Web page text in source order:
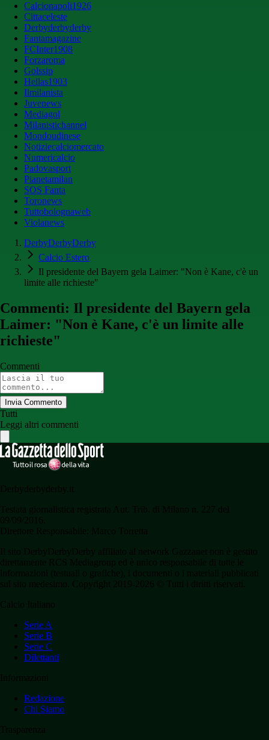
Calcionapoli1926
Cittaceleste
Derbyderbyderby
Fantamagazine
FCInter1908
Forzaroma
Golssip
Hellas1903
Ilmilanista
Juvenews
Mediagol
Milanistichannel
Mondoudinese
Notiziecalciomercato
Numericalcio
Padovasport
Pianetamilan
SOS Fanta
Toronews
Tuttobolognaweb
Violanews
DerbyDerbyDerby
Calcio Estero
Il presidente del Bayern gela Laimer: "Non è Kane, c'è un
limite alle richieste"
Commenti: Il presidente del Bayern gela
Laimer: "Non è Kane, c'è un limite alle
richieste"
Commenti
Invia Commento
Tutti
Leggi altri commenti
Serie A
Serie B
Serie C
Dilettanti
Redazione
Chi Siamo